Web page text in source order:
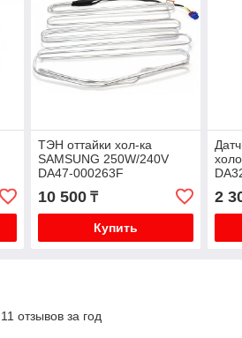
ТЭН оттайки хол-ка
SAMSUNG 250W/240V
DA47-000263F
10 500₸
Купить
2
отзывов за год